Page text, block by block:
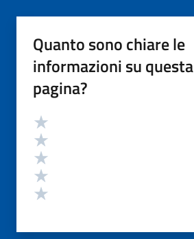
Quanto sono chiare le
informazioni su questa
pagina?
Valutazione